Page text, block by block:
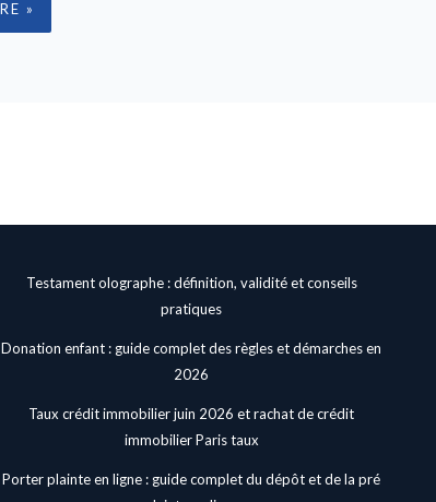
Testament olographe : définition, validité et conseils
pratiques
Donation enfant : guide complet des règles et démarches en
2026
Taux crédit immobilier juin 2026 et rachat de crédit
immobilier Paris taux
Porter plainte en ligne : guide complet du dépôt et de la pré